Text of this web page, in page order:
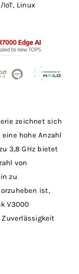
IoT, Linux
zeichnet sich
hohe Anzahl
3,8 GHz bietet
von
zu
ist,
V3000